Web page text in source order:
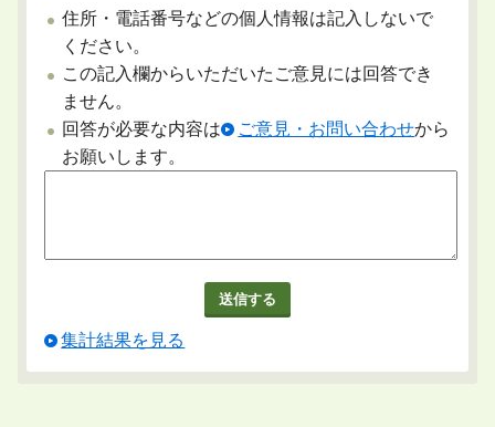
住所・電話番号などの個人情報は記入しないで
ください。
この記入欄からいただいたご意見には回答でき
ません。
回答が必要な内容は
ご意見・お問い合わせから
お願いします。
集計結果を見る